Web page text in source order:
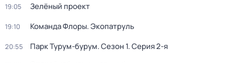
19:05 Зелёный проект
19:10 Команда Флоры. Экопатруль
20:55 Парк Турум-бурум. Сезон 1. Серия 2-я